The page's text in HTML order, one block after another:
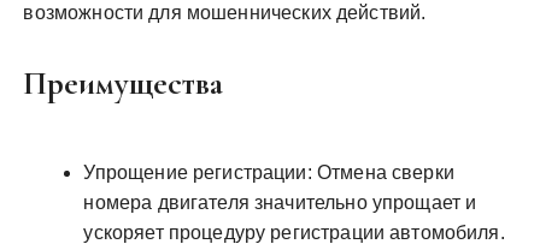
возможности для мошеннических действий.
Преимущества
Упрощение регистрации: Отмена сверки
номера двигателя значительно упрощает и
ускоряет процедуру регистрации автомобиля.